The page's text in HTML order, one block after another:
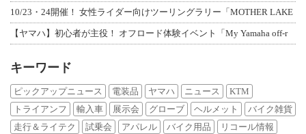
10/23・24開催！ 女性ライダー向けツーリングラリー「MOTHER LAKE
【ヤマハ】初心者が主役！ オフロード体験イベント「My Yamaha off-r
キーワード
ピックアップニュース 電装品 ヤマハ ニュース
KTM
トライアンフ
輸入車 展示会 グローブ ヘルメット
バイク雑貨
走行＆ライテク
試乗会 アパレル バイク用品
リコール情報